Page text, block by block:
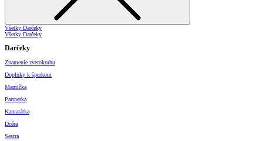
Všetky Darčeky
Všetky Darčeky
Darčeky
Znamenie zverokruhu
Doplnky k šperkom
Mamička
Partnerka
Kamarátka
Dcéra
Sestra